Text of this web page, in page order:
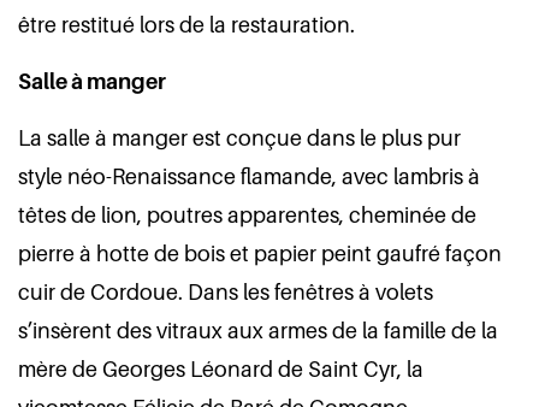
être restitué lors de la restauration.
Salle à manger
La salle à manger est conçue dans le plus pur
style néo-Renaissance flamande, avec lambris à
têtes de lion, poutres apparentes, cheminée de
pierre à hotte de bois et papier peint gaufré façon
cuir de Cordoue. Dans les fenêtres à volets
s’insèrent des vitraux aux armes de la famille de la
mère de Georges Léonard de Saint Cyr, la